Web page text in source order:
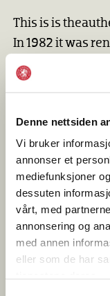
Denne nettsiden
Vi bruker
annonser et
mediefunksjoner
dessuten
vårt, med
annonsering og
med annen
eller som de har
This is is
In 1982 it was
of Ola Ulset (The